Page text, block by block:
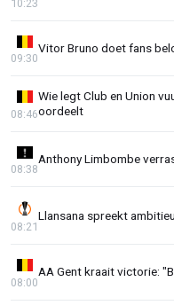
10:23
Vitor Bruno doet fans
09:30
Wie legt Club en Union
oordeelt
08:46
Anthony Limbombe
08:38
Llansana spreekt
08:21
AA Gent kraait victorie:
08:00